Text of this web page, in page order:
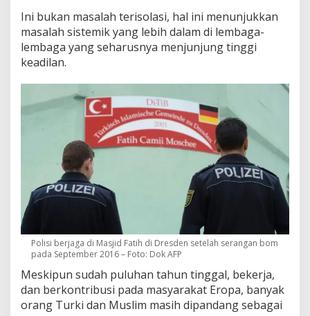
Ini bukan masalah terisolasi, hal ini menunjukkan
masalah sistemik yang lebih dalam di lembaga-
lembaga yang seharusnya menjunjung tinggi
keadilan.
Polisi berjaga di Masjid Fatih di Dresden setelah serangan bom
pada September 2016 – Foto: Dok AFP
Meskipun sudah puluhan tahun tinggal, bekerja,
dan berkontribusi pada masyarakat Eropa, banyak
orang Turki dan Muslim masih dipandang sebagai